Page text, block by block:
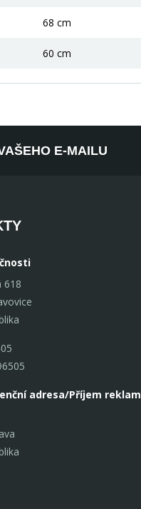
68 cm
60 cm
E-MAILU
618
adresa/Příjem